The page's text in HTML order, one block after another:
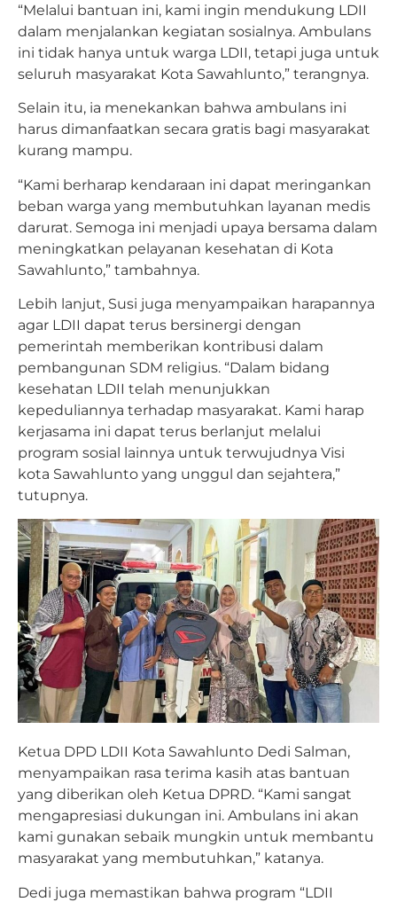
“Melalui bantuan ini, kami ingin mendukung LDII
dalam menjalankan kegiatan sosialnya. Ambulans
ini tidak hanya untuk warga LDII, tetapi juga untuk
seluruh masyarakat Kota Sawahlunto,” terangnya.
Selain itu, ia menekankan bahwa ambulans ini
harus dimanfaatkan secara gratis bagi masyarakat
kurang mampu.
“Kami berharap kendaraan ini dapat meringankan
beban warga yang membutuhkan layanan medis
darurat. Semoga ini menjadi upaya bersama dalam
meningkatkan pelayanan kesehatan di Kota
Sawahlunto,” tambahnya.
Lebih lanjut, Susi juga menyampaikan harapannya
agar LDII dapat terus bersinergi dengan
pemerintah memberikan kontribusi dalam
pembangunan SDM religius. “Dalam bidang
kesehatan LDII telah menunjukkan
kepeduliannya terhadap masyarakat. Kami harap
kerjasama ini dapat terus berlanjut melalui
program sosial lainnya untuk terwujudnya Visi
kota Sawahlunto yang unggul dan sejahtera,”
tutupnya.
Ketua DPD LDII Kota Sawahlunto Dedi Salman,
menyampaikan rasa terima kasih atas bantuan
yang diberikan oleh Ketua DPRD. “Kami sangat
mengapresiasi dukungan ini. Ambulans ini akan
kami gunakan sebaik mungkin untuk membantu
masyarakat yang membutuhkan,” katanya.
Dedi juga memastikan bahwa program “LDII